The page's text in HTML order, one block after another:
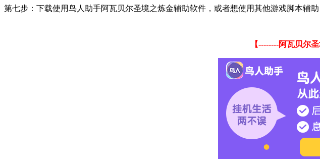
第七步：下载使用鸟人助手阿瓦贝尔圣境之炼金辅助软件，或者想使用其他游戏脚本辅
【--------阿瓦贝尔